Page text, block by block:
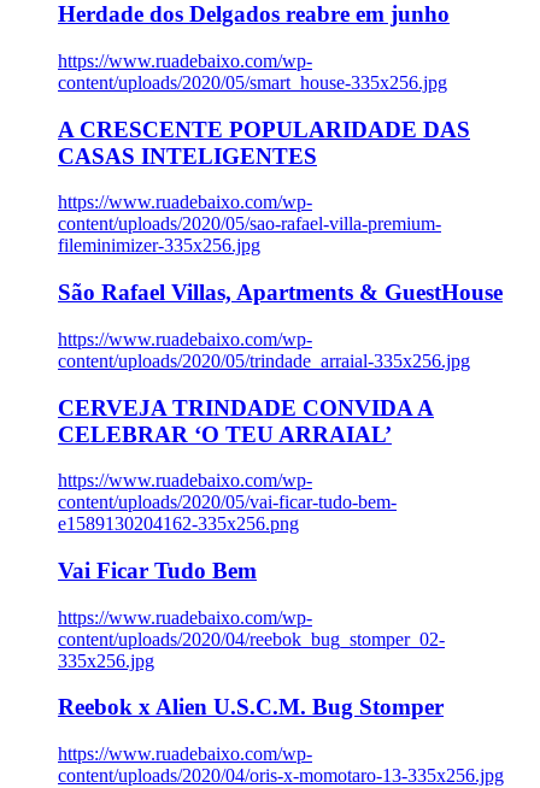
Herdade dos Delgados reabre em junho
https://www.ruadebaixo.com/wp-
content/uploads/2020/05/smart_house-335x256.jpg
A CRESCENTE POPULARIDADE DAS
CASAS INTELIGENTES
https://www.ruadebaixo.com/wp-
content/uploads/2020/05/sao-rafael-villa-premium-
fileminimizer-335x256.jpg
São Rafael Villas, Apartments & GuestHouse
https://www.ruadebaixo.com/wp-
content/uploads/2020/05/trindade_arraial-335x256.jpg
CERVEJA TRINDADE CONVIDA A
CELEBRAR ‘O TEU ARRAIAL’
https://www.ruadebaixo.com/wp-
content/uploads/2020/05/vai-ficar-tudo-bem-
e1589130204162-335x256.png
Vai Ficar Tudo Bem
https://www.ruadebaixo.com/wp-
content/uploads/2020/04/reebok_bug_stomper_02-
335x256.jpg
Reebok x Alien U.S.C.M. Bug Stomper
https://www.ruadebaixo.com/wp-
content/uploads/2020/04/oris-x-momotaro-13-335x256.jpg